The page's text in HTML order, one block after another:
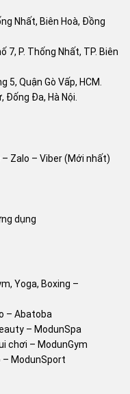
Nhất, Biên Hoà, Đồng
7, P. Thống Nhất, TP. Biên
5, Quận Gò Vấp, HCM.
Đống Đa, Hà Nội.
Zalo – Viber (Mới nhất)
dụng
Yoga, Boxing –
– Abatoba
– ModunSpa
chơi – ModunGym
– ModunSport